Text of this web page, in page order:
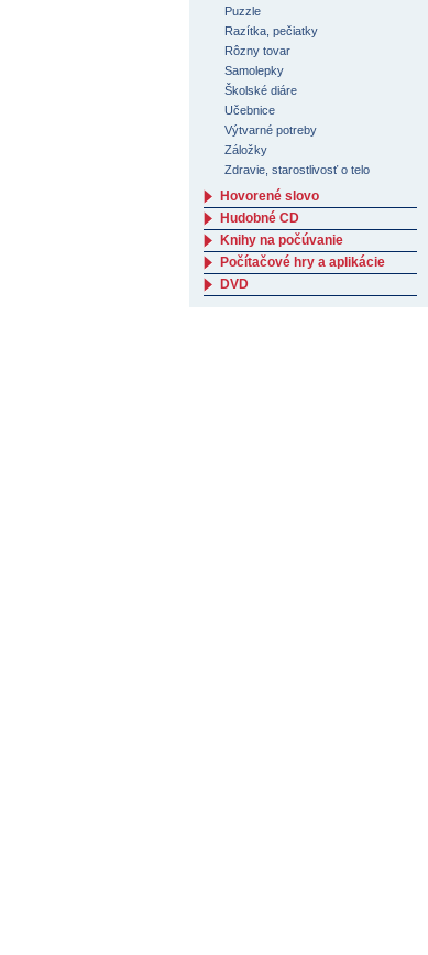
Puzzle
Razítka, pečiatky
Rôzny tovar
Samolepky
Školské diáre
Učebnice
Výtvarné potreby
Záložky
Zdravie, starostlivosť o telo
Hovorené slovo
Hudobné CD
Knihy na počúvanie
Počítačové hry a aplikácie
DVD